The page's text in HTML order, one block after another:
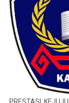
PRESTASI,